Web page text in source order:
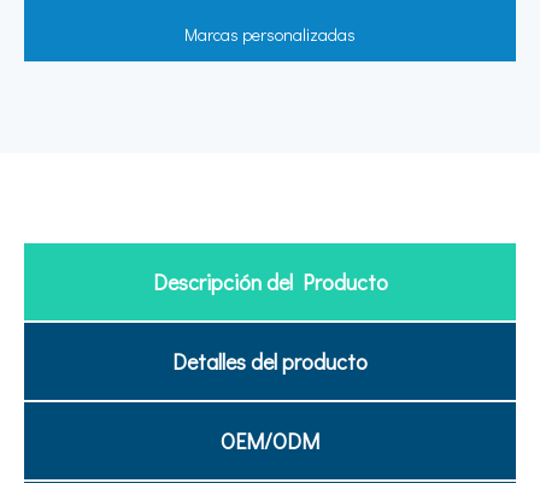
Marcas personalizadas
Descripción del Producto
Detalles del producto
OEM/ODM